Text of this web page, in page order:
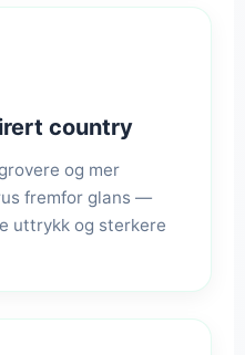
country
og mer
fremfor glans —
uttrykk og sterkere